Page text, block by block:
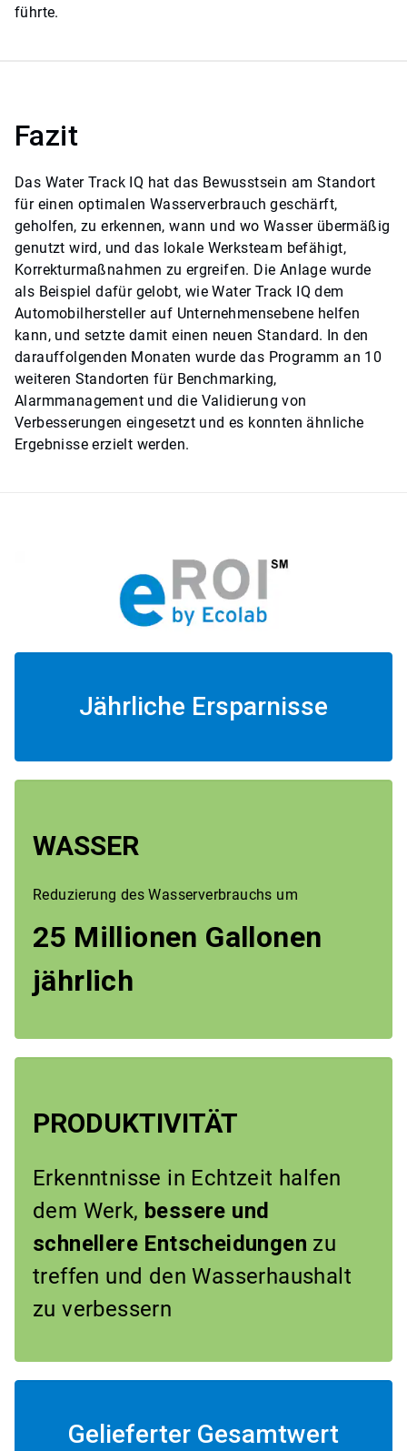
führte.
Fazit
Das Water Track IQ hat das Bewusstsein am Standort
für einen optimalen Wasserverbrauch geschärft,
geholfen, zu erkennen, wann und wo Wasser übermäßig
genutzt wird, und das lokale Werksteam befähigt,
Korrekturmaßnahmen zu ergreifen. Die Anlage wurde
als Beispiel dafür gelobt, wieWater Track IQ dem
Automobilhersteller auf Unternehmensebene helfen
kann, und setzte damit einen neuen Standard. In den
darauffolgenden Monaten wurde das Programm an 10
weiteren Standorten für Benchmarking,
Alarmmanagement und die Validierung von
Verbesserungen eingesetzt und es konnten ähnliche
Ergebnisse erzielt werden.
Jährliche Ersparnisse
WASSER
Reduzierung des Wasserverbrauchs um
25 Millionen Gallonen
jährlich
PRODUKTIVITÄT
Erkenntnisse in Echtzeit halfen
dem Werk, bessere und
schnellere Entscheidungen zu
treffen und den Wasserhaushalt
zu verbessern
Gelieferter Gesamtwert